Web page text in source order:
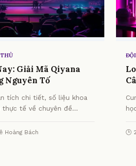
THỦ
Giải Mã Qiyana
Nguyên Tố
tích chi tiết, số liệu khoa
thực tế về chuyên đề
chuyên gia.
Hoàng Bách
Bí
🕒